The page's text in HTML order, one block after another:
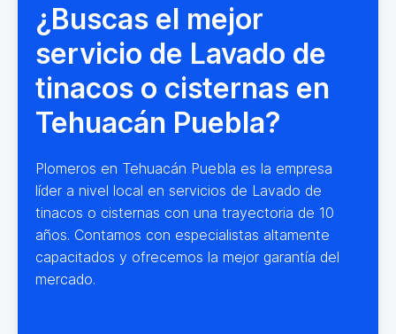
¿Buscas el mejor
servicio de Lavado de
tinacos o cisternas en
Tehuacán Puebla?
Plomeros en Tehuacán Puebla es la empresa
líder a nivel local en servicios de Lavado de
tinacos o cisternas con una trayectoria de 10
años. Contamos con especialistas altamente
capacitados y ofrecemos la mejor garantía del
mercado.